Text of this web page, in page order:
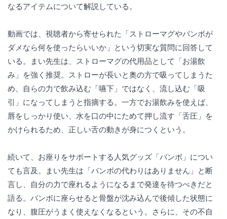
なるアイテムについて解説している。
動画では、視聴者から寄せられた「ストローマグやバンボが
ダメなら何を使ったらいいか」という切実な質問に回答して
いる。まい先生は、ストローマグの代用品として「お湯飲
み」を強く推奨。ストローが長いと奥の方で吸ってしまうた
め、自らの力で飲み込む「嚥下」ではなく、流し込む「吸
引」になってしまうと指摘する。一方でお湯飲みを使えば、
唇をしっかり使い、水を口の中にためて押し流す「舌圧」を
かけられるため、正しい舌の動きが身につくという。
続いて、お座りをサポートする人気グッズ「バンボ」につい
ても言及。まい先生は「バンボの代わりはありません」と断
言し、自分の力で座れるようになるまで発達を待つべきだと
語る。バンボに座らせると骨盤が沈み込んで後傾した状態に
なり、腹圧がうまく使えなくなるという。さらに、その不自